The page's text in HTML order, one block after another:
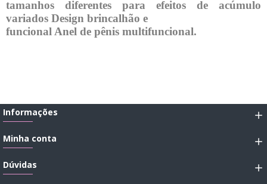
tamanhos diferentes para efeitos de acúmulo
variados Design brincalhão e
funcional Anel de pênis multifuncional.
Informações
Minha conta
Dúvidas